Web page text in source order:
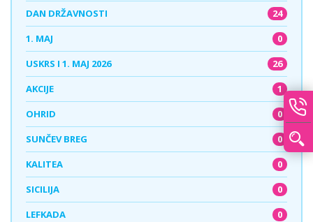
DAN DRŽAVNOSTI 24
1. MAJ 0
USKRS I 1. MAJ 2026 26
AKCIJE 1
OHRID 0
SUNČEV BREG 0
KALITEA 0
SICILIJA 0
LEFKADA 0